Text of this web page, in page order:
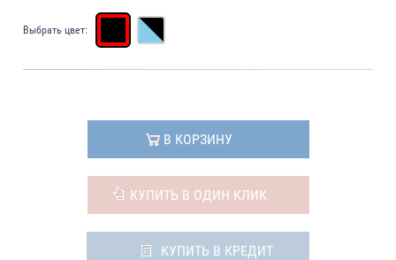
Выбрать цвет:
В КОРЗИНУ
КУПИТЬ В ОДИН КЛИК
КУПИТЬ В КРЕДИТ